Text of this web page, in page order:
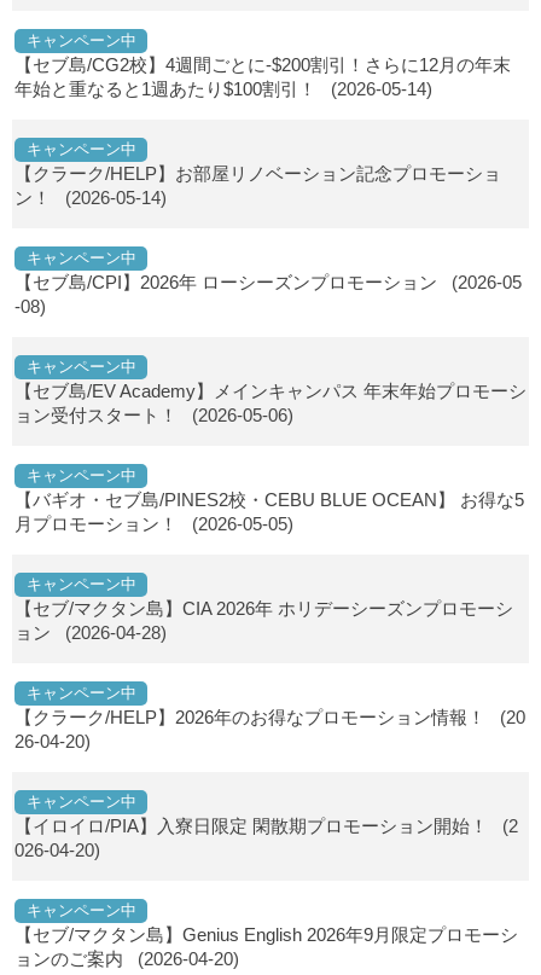
キャンペーン中
【セブ島/CG2校】4週間ごとに-$200割引！さらに12月の年末
年始と重なると1週あたり$100割引！
(2026-05-14)
キャンペーン中
【クラーク/HELP】お部屋リノベーション記念プロモーショ
ン！
(2026-05-14)
キャンペーン中
【セブ島/CPI】2026年 ローシーズンプロモーション (2026-05
-08)
キャンペーン中
【セブ島/EV Academy】メインキャンパス 年末年始プロモーシ
ョン受付スタート！
(2026-05-06)
キャンペーン中
【バギオ・セブ島/PINES2校・CEBU BLUE OCEAN】 お得な5
月プロモーション！
(2026-05-05)
キャンペーン中
【セブ/マクタン島】CIA 2026年 ホリデーシーズンプロモーシ
ョン
(2026-04-28)
キャンペーン中
【クラーク/HELP】2026年のお得なプロモーション情報！
(20
26-04-20)
キャンペーン中
【イロイロ/PIA】入寮日限定 閑散期プロモーション開始！
(2
026-04-20)
キャンペーン中
【セブ/マクタン島】Genius English 2026年9月限定プロモーシ
ョンのご案内 (2026-04-20)